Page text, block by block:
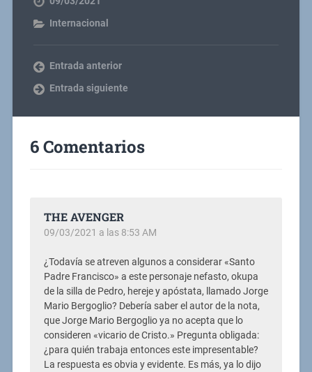
Internacional
Entrada anterior
Entrada siguiente
6 Comentarios
THE AVENGER
09/03/2021 a las 8:53 AM
¿Todavía se atreven algunos a considerar «Santo
Padre Francisco» a este personaje nefasto, okupa
de la silla de Pedro, hereje y apóstata, llamado Jorge
Mario Bergoglio? Debería saber el autor de la nota,
que Jorge Mario Bergoglio ya no acepta que lo
consideren «vicario de Cristo.» Pregunta obligada:
¿para quién trabaja entonces este impresentable?
La respuesta es obvia y evidente. Es más, ya lo dijo